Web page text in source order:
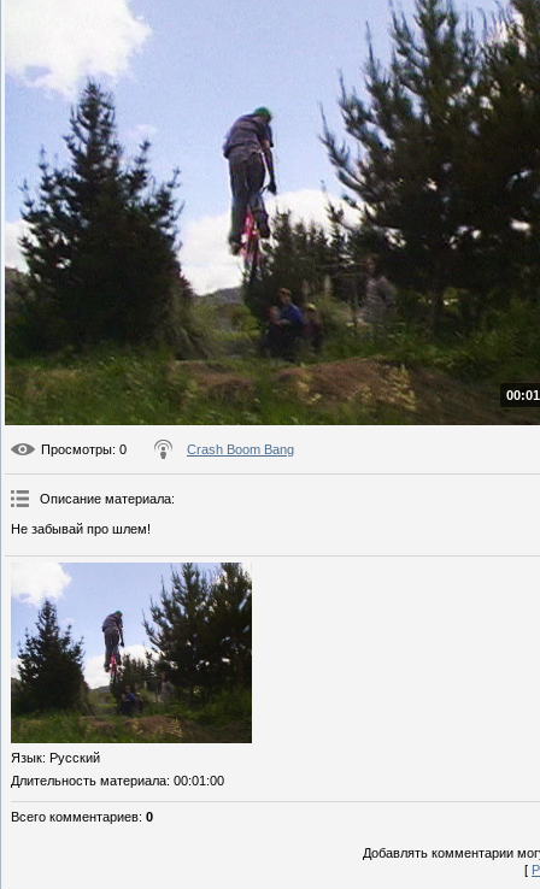
Просмотры: 0 Crash Boom Bang
Описание материала:
Не забывай про шлем!
Язык: Русский
Длительность материала: 00:01:00
Всего комментариев: 0
Добавлять комментарии
[